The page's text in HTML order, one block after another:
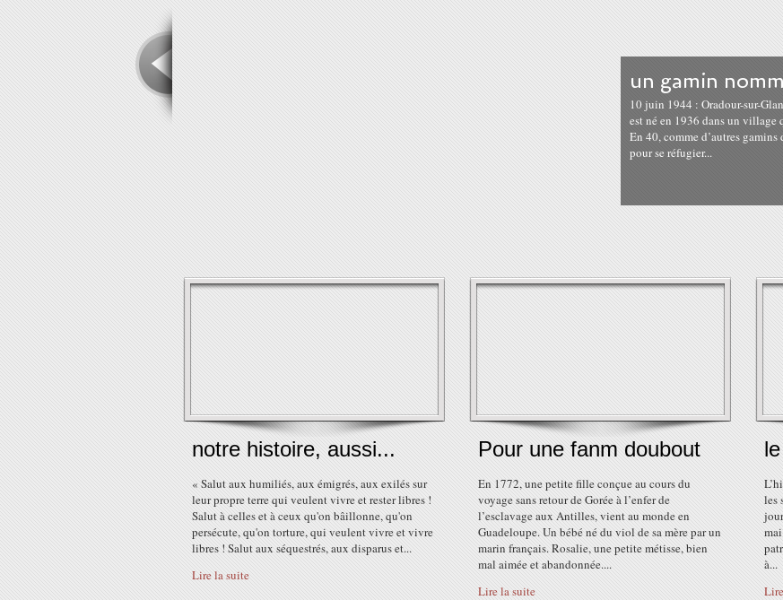
un gamin
10 juin 1944 : Oradour-sur-
est né en 1936 dans un village
En 40, comme d’autres
pour se réfugier...
notre histoire, aussi...
« Salut aux humiliés, aux émigrés, aux exilés sur
leur propre terre qui veulent vivre et rester libres !
Salut à celles et à ceux qu'on bâillonne, qu'on
persécute, qu'on torture, qui veulent vivre et vivre
libres ! Salut aux séquestrés, aux disparus et...
Lire la suite
Pour une fanm doubout
En 1772, une petite fille conçue au cours du
voyage sans retour de Gorée à l’enfer de
l’esclavage aux Antilles, vient au monde en
Guadeloupe. Un bébé né du viol de sa mère par un
marin français. Rosalie, une petite métisse, bien
mal aimée et abandonnée....
Lire la suite
les
à...